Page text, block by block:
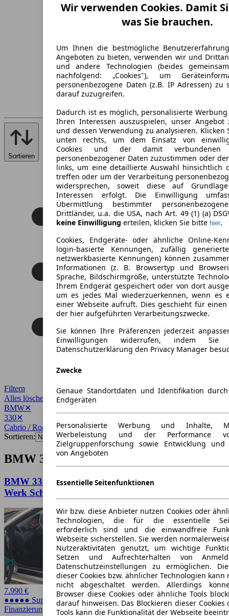
Sortieren
Filtern
Alles löschen
BMW✕
330✕
Cabrio / Roadster✕
Sortieren:
BMW 330 Cabrio / Roadster Angebote
BMW 330 BMW e46 330Ci individual M-Paket ab
Werk Schalter
7.990 €
●●●●● Super Preis
Finanzierung möglich
Wir verwenden Cookies. Damit
was Sie brauchen.
Um Ihnen die bestmögliche
Angeboten zu bieten, verwenden wir und
und andere Technologien (beides
nachfolgend: „Cookies"), um
personenbezogene Daten (z.B. IP Adressen) zu
darauf zuzugreifen.
Dadurch ist es möglich, personalisierte
Ihren Interessen auszuspielen, unser Angebot
und dessen Verwendung zu analysieren. Klicken
unten rechts, um dem Einsatz von
Cookies und der damit verbundenen
personenbezogener Daten zuzustimmen oder
links, um eine detaillierte Auswahl hinsichtlich
treffen oder um der Verarbeitung
widersprechen, soweit diese auf
Interessen erfolgt. Die Einwilligung
Übermittlung bestimmter
Drittländer, u.a. die USA, nach Art. 49 (1) (a)
keine Einwilligung erteilen, klicken Sie bitte hier.
Cookies, Endgeräte- oder ähnliche Online-
login-basierte Kennungen, zufällig
netzwerkbasierte Kennungen) können
Informationen (z. B. Browsertyp und
Sprache, Bildschirmgröße, unterstützte
Ihrem Endgerät gespeichert oder von dort
um es jedes Mal wiederzuerkennen, wenn es
einer Webseite aufruft. Dies geschieht für
der hier aufgeführten Verarbeitungszwecke.
Sie können Ihre Präferenzen jederzeit
Einwilligungen widerrufen, indem
Datenschutzerklärung den Privacy Manager
Zwecke
Genaue Standortdaten und Identifikation
Endgeräten
Personalisierte Werbung und Inhalte,
Werbeleistung und der Performance
Zielgruppenforschung sowie Entwicklung und
von Angeboten
Essentielle Seitenfunktionen
Wir bzw. diese Anbieter nutzen Cookies oder
Technologien, die für die essentielle
erforderlich sind und die einwandfreie
Webseite sicherstellen. Sie werden
Nutzeraktivitäten genutzt, um wichtige
Setzen und Aufrechterhalten von
Datenschutzeinstellungen zu ermöglichen.
dieser Cookies bzw. ähnlicher Technologien kann
nicht abgeschaltet werden. Allerdings
Browser diese Cookies oder ähnliche Tools
darauf hinweisen. Das Blockieren dieser
Tools kann die Funktionalität der Webseite